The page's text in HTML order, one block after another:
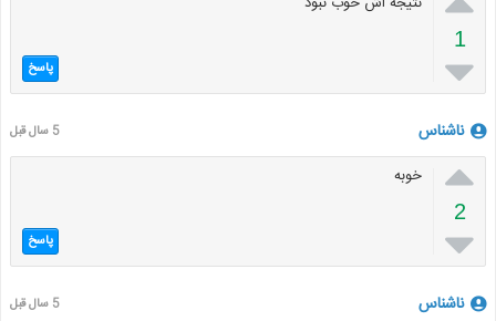
1
 پاسخ
ناشناس 5 سال قبل

2

خوبه
پاسخ
ناشناس 5 سال قبل